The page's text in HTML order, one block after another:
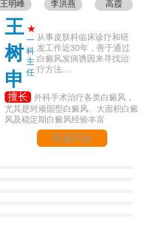
王明峰 李洪燕 高霞
王
树
申
★
一
科
主
任
从事皮肤科临床诊疗和研
发工作近30年，善于通过
白癜风发病诱因来寻找治
疗方法....
擅长
外科手术治疗各类白癜风，
尤其是对顽固型白癜风、大面积白癜
风及稳定期白癜风经验丰富
快速问诊